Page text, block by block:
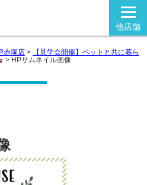
他店舗
赤塚店 >
【見学会開催】ペットと共に暮ら
> HPサムネイル画像